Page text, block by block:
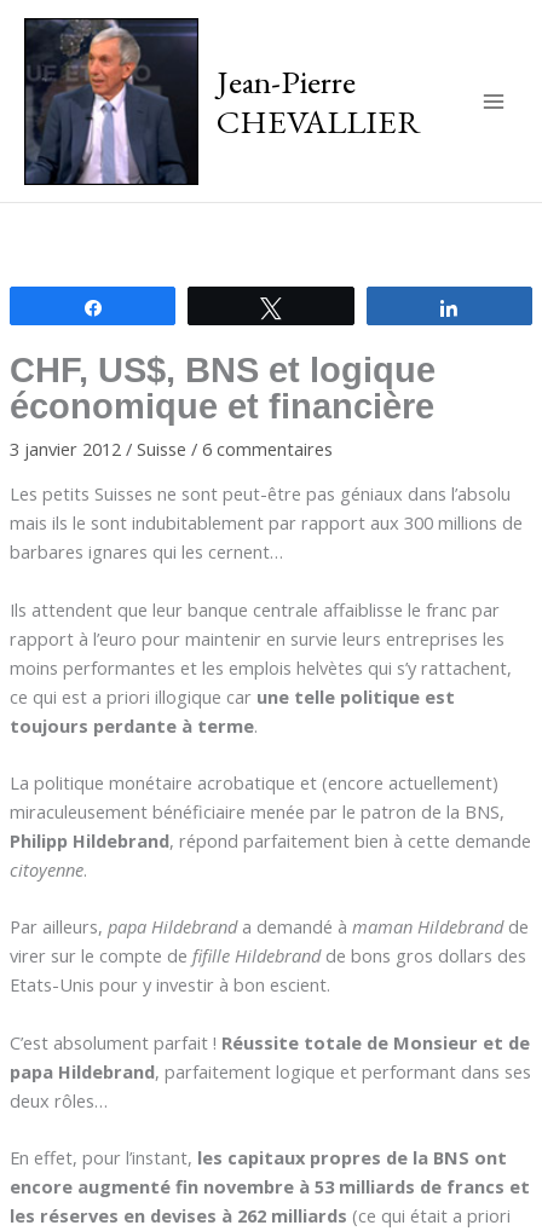
Jean-Pierre
CHEVALLIER
CHF, US$, BNS et logique
économique et financière
3 janvier 2012 / Suisse / 6 commentaires
Les petits Suisses ne sont peut-être pas géniaux dans l’absolu
mais ils le sont indubitablement par rapport aux 300 millions de
barbares ignares qui les cernent…
Ils attendent que leur banque centrale affaiblisse le franc par
rapport à l’euro pour maintenir en survie leurs entreprises les
moins performantes et les emplois helvètes qui s’y rattachent,
ce qui est a priori illogique car une telle politique est
toujours perdante à terme.
La politique monétaire acrobatique et (encore actuellement)
miraculeusement bénéficiaire menée par le patron de la BNS,
Philipp Hildebrand, répond parfaitement bien à cette demande
citoyenne.
Par ailleurs, papa Hildebrand a demandé à maman Hildebrand de
virer sur le compte de fifille Hildebrand de bons gros dollars des
Etats-Unis pour y investir à bon escient.
C’est absolument parfait ! Réussite totale de Monsieur et de
papa Hildebrand, parfaitement logique et performant dans ses
deux rôles…
En effet, pour l’instant, les capitaux propres de la BNS ont
encore augmenté fin novembre à 53 milliards de francs et
les réserves en devises à 262 milliards (ce qui était a priori